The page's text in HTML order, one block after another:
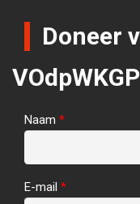
Doneer
Naam *
E-mail *